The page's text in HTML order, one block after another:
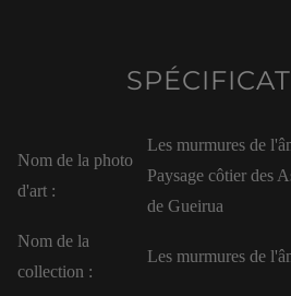
Nom de la photo
d'art :
Les murmures de
Paysage côtier des
de Gueirua
Nom de la
collection :
Les murmures de